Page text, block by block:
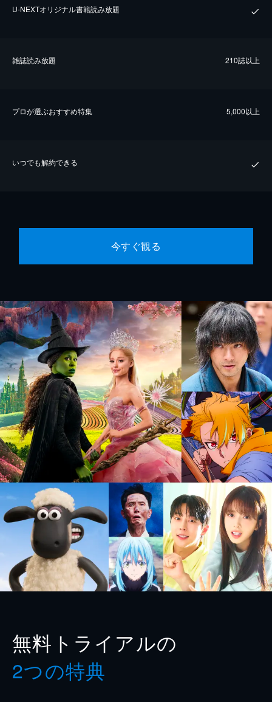
U-NEXTオリジナル書籍読み放題
雑誌読み放題 210誌以上
プロが選ぶおすすめ特集 5,000以上
いつでも解約できる
今すぐ観る
無料トライアルの
2つの特典